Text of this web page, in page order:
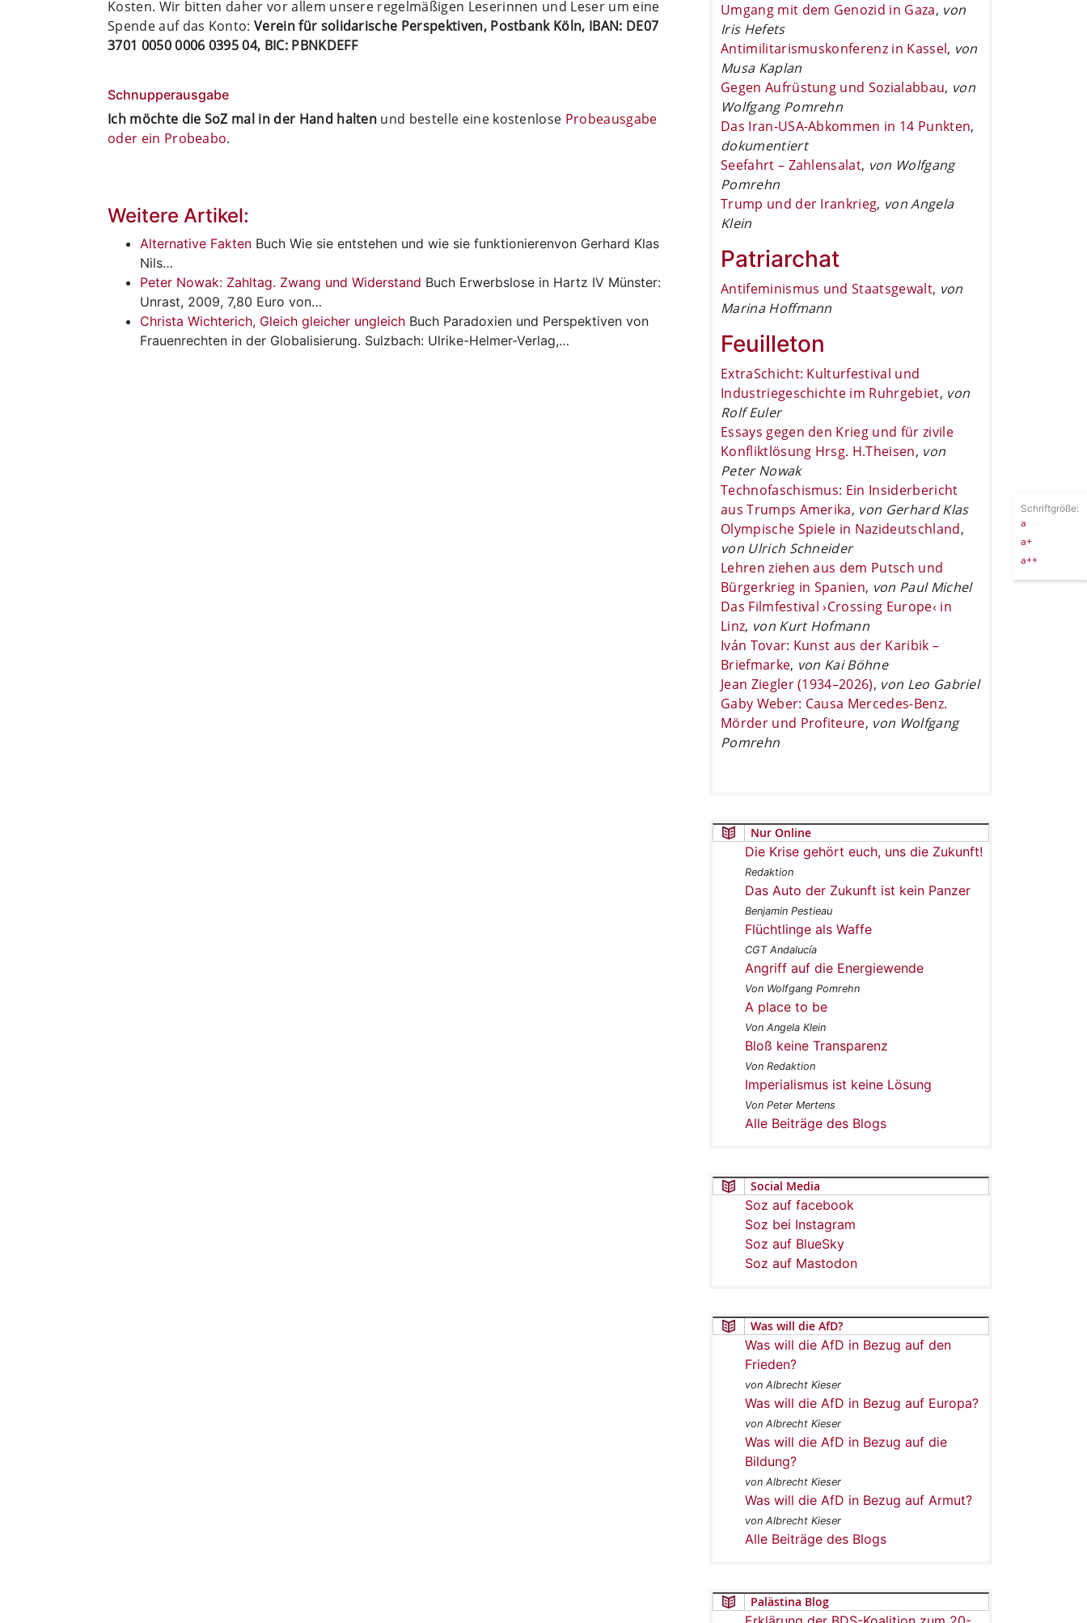
Kosten. Wir bitten daher vor allem unsere regelmäßigen Leserinnen und Leser um eine
Spende auf das Konto:Verein für solidarische Perspektiven, Postbank Köln, IBAN: DE07
3701 0050 0006 0395 04, BIC: PBNKDEFF
Schnupperausgabe
Ich möchte die SoZ mal in der Hand halten und bestelle eine kostenlose Probeausgabe
oder ein Probeabo.
Weitere Artikel:
Alternative Fakten Buch Wie sie entstehen und wie sie funktionierenvon Gerhard Klas
Nils…
Peter Nowak: Zahltag. Zwang und Widerstand Buch Erwerbslose in Hartz IV Münster:
Unrast, 2009, 7,80 Euro von…
Christa Wichterich, Gleich gleicher ungleich Buch Paradoxien und Perspektiven von
Frauenrechten in der Globalisierung. Sulzbach: Ulrike-Helmer-Verlag,…
Umgang mit dem Genozid in Gaza, von
Iris Hefets
Antimilitarismuskonferenz in Kassel, von
Musa Kaplan
Gegen Aufrüstung und Sozialabbau, von
Wolfgang Pomrehn
Das Iran-USA-Abkommen in 14 Punkten,
dokumentiert
Seefahrt – Zahlensalat, von Wolfgang
Pomrehn
Trump und der Irankrieg, von Angela
Klein
Patriarchat
Antifeminismus und Staatsgewalt, von
Marina Hoffmann
Feuilleton
ExtraSchicht: Kulturfestival und
Industriegeschichte im Ruhrgebiet, von
Rolf Euler
Essays gegen den Krieg und für zivile
Konfliktlösung Hrsg. H.Theisen, von
Peter Nowak
Technofaschismus: Ein Insiderbericht
aus Trumps Amerika, von Gerhard Klas
Olympische Spiele in Nazideutschland,
von Ulrich Schneider
Lehren ziehen aus dem Putsch und
Bürgerkrieg in Spanien, von Paul Michel
Das Filmfestival ›Crossing Europe‹ in
Linz, von Kurt Hofmann
Iván Tovar: Kunst aus der Karibik –
Briefmarke, von Kai Böhne
Jean Ziegler (1934–2026), von Leo Gabriel
Gaby Weber: Causa Mercedes-Benz.
Mörder und Profiteure, von Wolfgang
Pomrehn
Nur Online
Die Krise gehört euch, uns die Zukunft!
Redaktion
Das Auto der Zukunft ist kein Panzer
Benjamin Pestieau
Flüchtlinge als Waffe
CGT Andalucía
Angriff auf die Energiewende
Von Wolfgang Pomrehn
A place to be
Von Angela Klein
Bloß keine Transparenz
Von Redaktion
Imperialismus ist keine Lösung
Von Peter Mertens
Alle Beiträge des Blogs
Social Media
Soz auf facebook
Soz bei Instagram
Soz auf BlueSky
Soz auf Mastodon
Was will die AfD?
Was will die AfD in Bezug auf den
Frieden?
von Albrecht Kieser
Was will die AfD in Bezug auf Europa?
von Albrecht Kieser
Was will die AfD in Bezug auf die
Bildung?
von Albrecht Kieser
Was will die AfD in Bezug auf Armut?
von Albrecht Kieser
Alle Beiträge des Blogs
Palästina Blog
Schriftgröße:
a
a+
a++